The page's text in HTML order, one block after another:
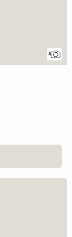
4